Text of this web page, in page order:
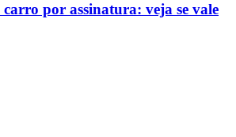
por assinatura: veja se vale